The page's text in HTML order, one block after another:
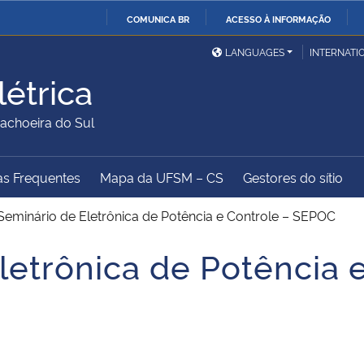
COMUNICA BR ACESSO À INFORMAÇÃO
Ministério da Defesa
Ministério das Relações
Exteriores
Ministério da Cidadania
Ministério do
Desenvolvimento Regional
Controladoria-Geral da
União
Advocacia-Geral da União Banco Central do Brasil
LANGUAGES
do Sul
Frequentes Mapa da UFSM – CS Gestores do sítio
de Eletrônica de Potência e Controle – SEPOC
de Potência